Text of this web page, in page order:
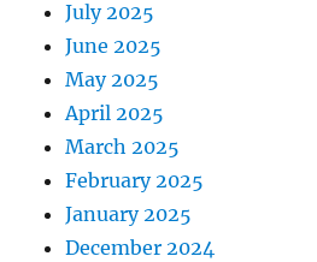
July 2025
June 2025
May 2025
April 2025
March 2025
February 2025
January 2025
December 2024